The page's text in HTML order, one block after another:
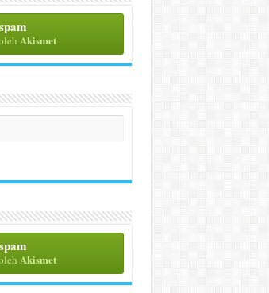
Akismet
Akismet